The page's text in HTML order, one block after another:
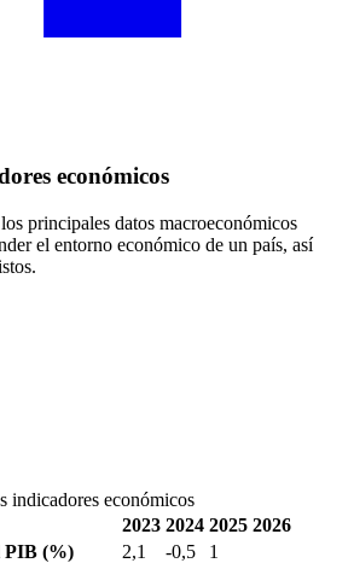
económicos
principales datos macroeconómicos
el entorno económico de un país, así
indicadores económicos
2023 2024 2025 2026
PIB (%) 2,1 -0,5
1